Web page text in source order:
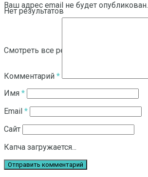
Нет результатов
Смотреть все результаты
Ваш адрес email не будет опубликован.
Комментарий *
Имя *
Email *
Сайт
Капча загружается...